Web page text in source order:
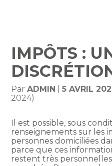
IMPÔTS :
ParADMIN |5 AVRIL
2024)
Il est possible, sous
renseignements sur les
personnes domiciliées
parce que ces
restent très